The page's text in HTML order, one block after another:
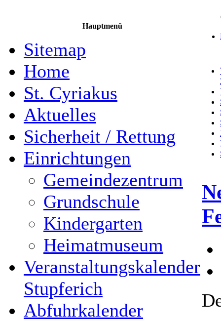
Hauptmenü
Sitemap
Home
St. Cyriakus
Aktuelles
Sicherheit / Rettung
Einrichtungen
Gemeindezentrum
Grundschule
Kindergarten
Heimatmuseum
Veranstaltungskalender
Stupferich
Abfuhrkalender